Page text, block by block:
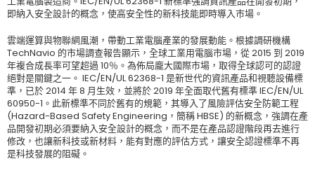
即納入安全設計的概念，使高安全性的新科技能即時導入巿場。
雲端運算與物聯網風潮，帶動工業電腦產業的發展動能。根據調研機構
TechNavio 的市場調查報告顯示，全球工業用電腦市場，從 2015 到 2019
年複合成長率可望超過 10％。為佈局龐大國際市場，取得全球認可的認證
絕對是關鍵之一。 IEC/EN/UL 62368-1 是新世代的資訊產品和視聽設備標
準，已於 2014 年 8 月生效，並將於 2019 年全面取代舊有標準 IEC/EN/UL
60950-1。此新標準不同於舊有的規範，其導入了風險評估安全防範工程
(Hazard-Based Safety Engineering，簡稱 HBSE) 的新概念，強調在產
品開發初期必須要納入安全設計的概念，而不是在產品認證階段再去進行
修改，也讓新科技或新材料，能有對應的評估方式，讓安全認證標準不再
是科技發展的阻礙。